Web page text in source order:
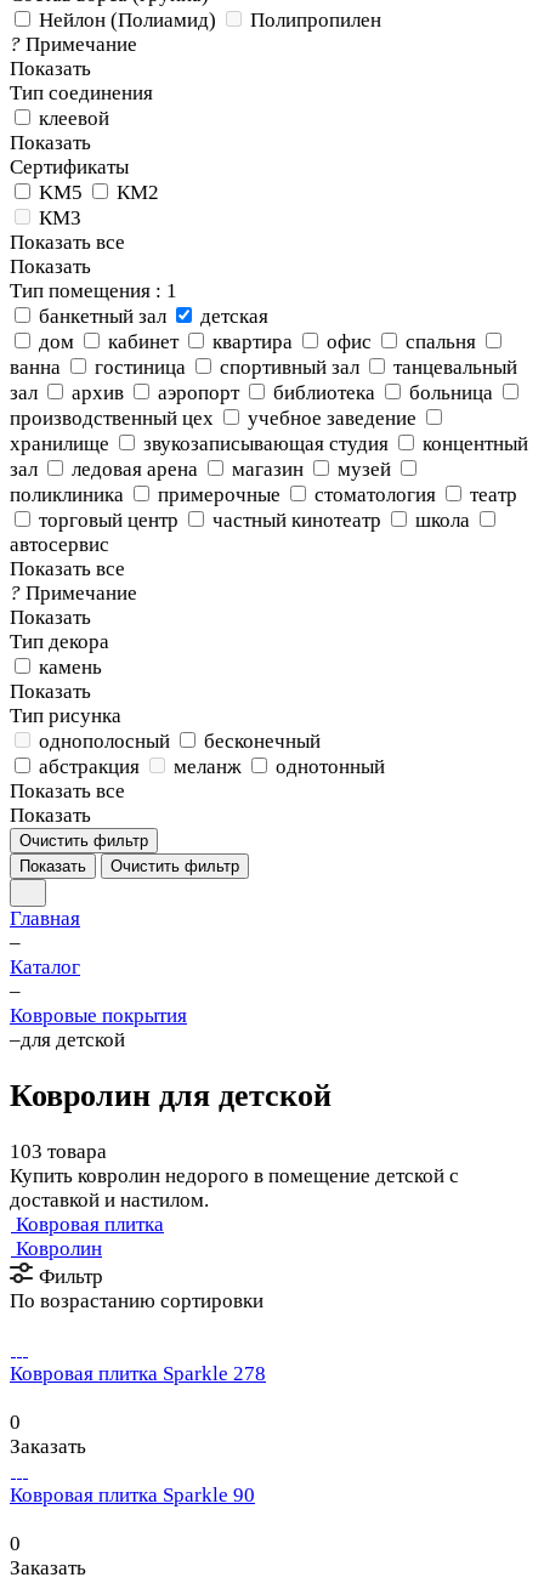
Нейлон (Полиамид)
Полипропилен
? Примечание
Показать
Тип соединения
клеевой
Показать
Сертификаты
KM5
КМ2
КМ3
Показать все
Показать
Тип помещения : 1
банкетный зал
детская
дом
кабинет квартира офис
спальня
ванна
гостиница спортивный зал
танцевальный
зал
архив аэропорт библиотека
больница
производственный цех
учебное заведение
хранилище
звукозаписывающая студия
концентный
зал
ледовая арена магазин
музей
поликлиника
примерочные стоматология
театр
торговый центр
частный кинотеатр
школа
автосервис
Показать все
? Примечание
Показать
Тип декора
камень
Показать
Тип рисунка
однополосный
бесконечный
абстракция
меланж
однотонный
Показать все
Показать
Очистить фильтр
Показать
Очистить фильтр
Главная
–
Каталог
–
Ковровые покрытия
–для детской
Ковролин для детской
103 товара
Купить ковролин недорого в помещение детской с
доставкой и настилом.
Ковровая плитка
Ковролин
Фильтр
По возрастанию сортировки
Ковровая плитка Sparkle 278
0
Заказать
Ковровая плитка Sparkle 90
0
Заказать